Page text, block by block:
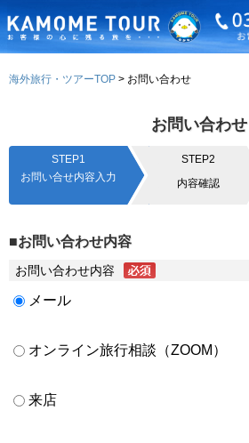
海外旅行・ツアーTOP お問い合わせ
お問い合わせ
STEP1
お問い合せ内容入力
STEP2
内容確認
■お問い合わせ内容
お問い合わせ内容
メール
オンライン旅行相談（ZOOM）
来店